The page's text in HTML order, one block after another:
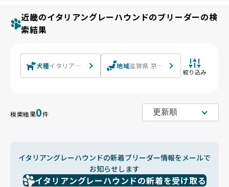
近畿のイタリアングレーハウンドのブリーダーの検
索結果
犬種イタリアングレーハウンド
地域滋賀県 京都府 大阪府 兵庫県 奈良
絞り込み
検索結果0件
イタリアングレーハウンドの新着ブリーダー情報をメールで
お知らせします
イタリアングレーハウンドの新着を受け取る